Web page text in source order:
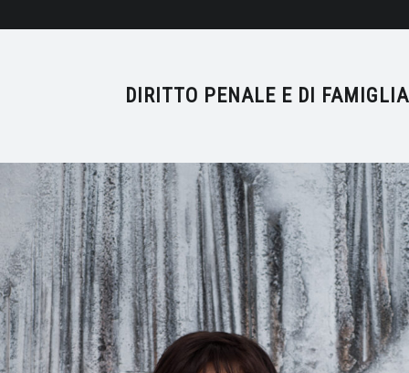
DIRITTO PENALE E DI FAMIGLIA